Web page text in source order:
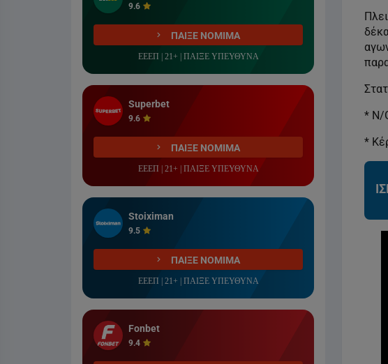
* N/
*
9.6
ΠΑΙΞΕ ΝΟΜΙΜΑ
ΕΕΕΠ | 21+ | ΠΑΙΞΕ ΥΠΕΥΘΥΝΑ
Superbet
9.6
ΠΑΙΞΕ ΝΟΜΙΜΑ
ΕΕΕΠ | 21+ | ΠΑΙΞΕ ΥΠΕΥΘΥΝΑ
Stoiximan
9.5
ΠΑΙΞΕ ΝΟΜΙΜΑ
ΕΕΕΠ | 21+ | ΠΑΙΞΕ ΥΠΕΥΘΥΝΑ
Fonbet
9.4